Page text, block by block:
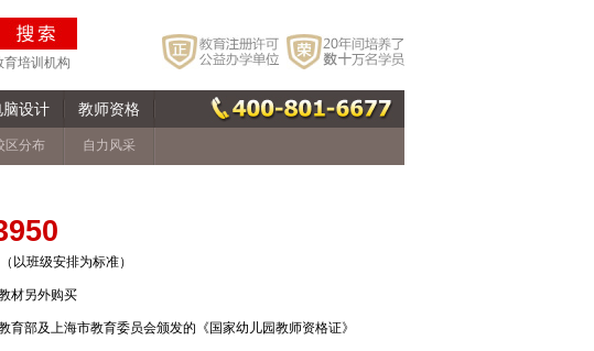
育培训机构
脑设计 教师资格
区分布 自力风采
以班级安排为标准）
材另外购买
育部及上海市教育委员会颁发的《国家幼儿园教师资格证》